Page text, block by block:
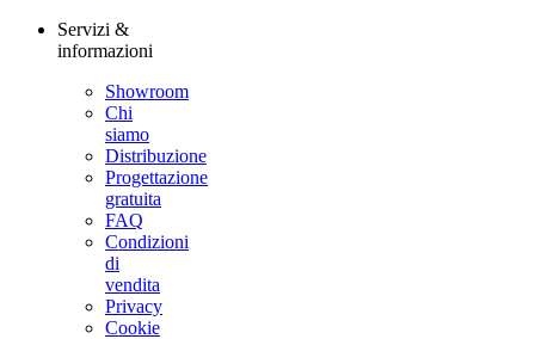
Servizi &
informazioni
Showroom
Chi
siamo
Distribuzione
Progettazione
gratuita
FAQ
Condizioni
di
vendita
Privacy
Cookie